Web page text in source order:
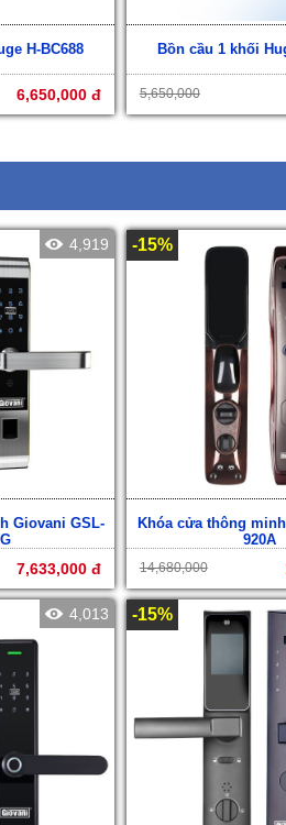
H-BC688
6,650,000 đ
Bồn cầu 1 khối
5,650,000
4,919
Giovani GSL-
7,633,000 đ
-15%
Khóa cửa thông
920A
14,680,000
4,013 -15%